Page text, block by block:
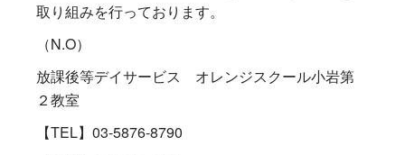
取り組みを行っております。
（N.O）
放課後等デイサービス オレンジスクール小岩第
２教室
【TEL】03-5876-8790